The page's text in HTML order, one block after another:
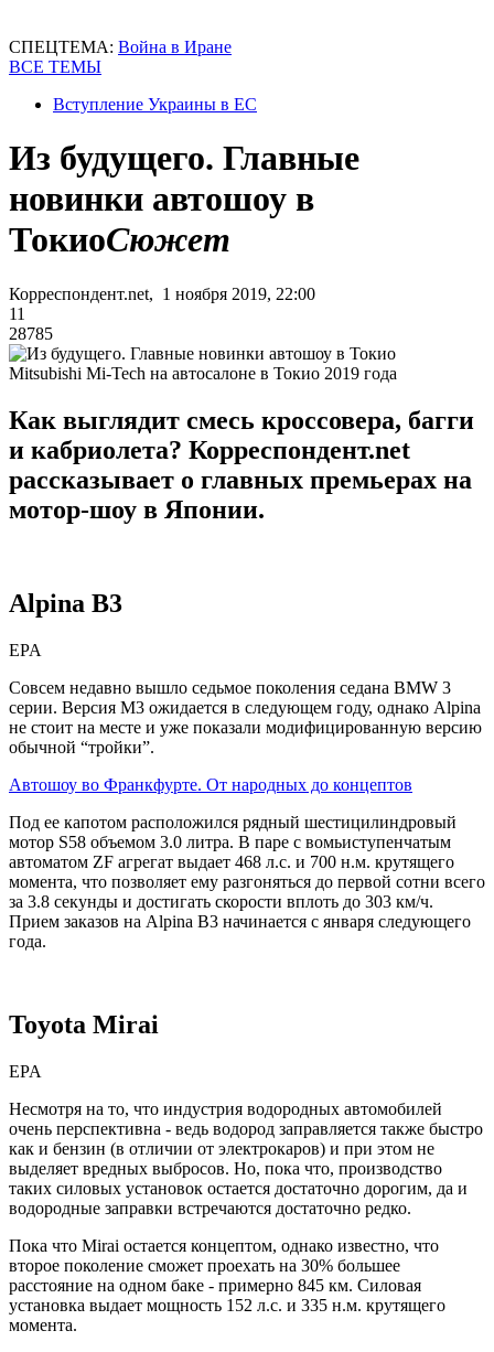
СПЕЦТЕМА: Война в Иране
ВСЕ ТЕМЫ
Вступление Украины в ЕС
Из будущего. Главные
новинки автошоу в
ТокиоСюжет
Корреспондент.net, 1 ноября 2019, 22:00
11
28785
Mitsubishi Mi-Tech на автосалоне в Токио 2019 года
Как выглядит смесь кроссовера, багги
и кабриолета? Корреспондент.net
рассказывает о главных премьерах на
мотор-шоу в Японии.
Alpina B3
EPA
Совсем недавно вышло седьмое поколения седана BMW 3
серии. Версия M3 ожидается в следующем году, однако Alpina
не стоит на месте и уже показали модифицированную версию
обычной “тройки”.
Автошоу во Франкфурте. От народных до концептов
Под ее капотом расположился рядный шестицилиндровый
мотор S58 объемом 3.0 литра. В паре с вомьиступенчатым
автоматом ZF агрегат выдает 468 л.с. и 700 н.м. крутящего
момента, что позволяет ему разгоняться до первой сотни всего
за 3.8 секунды и достигать скорости вплоть до 303 км/ч.
Прием заказов на Alpina B3 начинается с января следующего
года.
Toyota Mirai
EPA
Несмотря на то, что индустрия водородных автомобилей
очень перспективна - ведь водород заправляется также быстро
как и бензин (в отличии от электрокаров) и при этом не
выделяет вредных выбросов. Но, пока что, производство
таких силовых установок остается достаточно дорогим, да и
водородные заправки встречаются достаточно редко.
Пока что Mirai остается концептом, однако известно, что
второе поколение сможет проехать на 30% большее
расстояние на одном баке - примерно 845 км. Силовая
установка выдает мощность 152 л.с. и 335 н.м. крутящего
момента.